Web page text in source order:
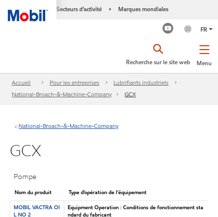
Secteurs d’activité • Marques mondiales
FR
Menu
Recherche sur le site web
Accueil Pour les entreprises
Lubrifiants industriels
National-Broach-&-Machine-Company
GCX
National-Broach-&-Machine-Company
GCX
Pompe
Nom du produit
Type d’opération de l’équipement
MOBIL VACTRA OI
L NO 2
Equipment Operation : Conditions de fonctionnement sta
ndard du fabricant